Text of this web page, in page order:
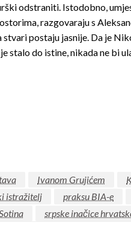
odstraniti. Istodobno,
razgovaraju s
postaju jasnije. Da je
do istine, nikada ne bi
Ivanom Grujićem
istražitelj praksu BIA-e
srpske inačice